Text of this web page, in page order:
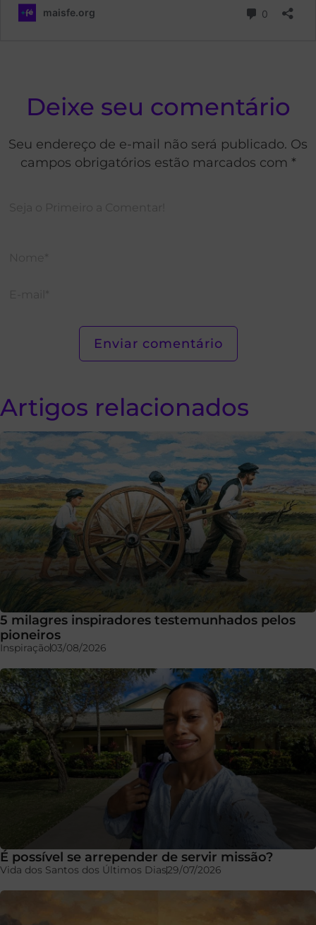
Deixe seu comentário
Seu endereço de e-mail não será publicado. Os
campos obrigatórios estão marcados com *
Artigos relacionados
5 milagres inspiradores testemunhados pelos
pioneiros
Inspiração03/08/2026
É possível se arrepender de servir missão?
Vida dos Santos dos Últimos Dias29/07/2026